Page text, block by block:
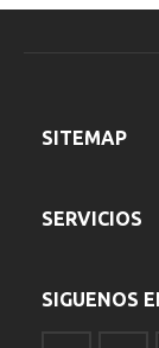
SITEMAP
SERVICIOS
SIGUENOS